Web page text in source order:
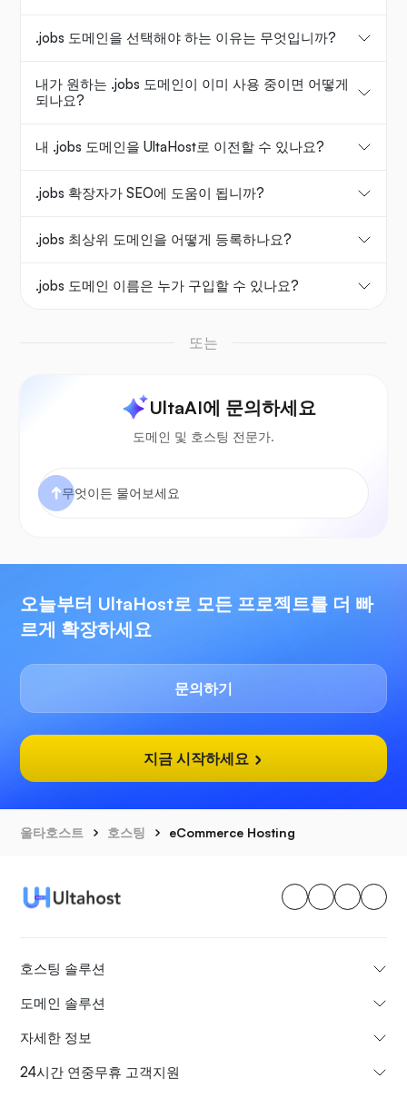
.jobs 도메인을 선택해야 하는 이유는 무엇입니까?
내가 원하는 .jobs 도메인이 이미 사용 중이면 어떻게
되나요?
내 .jobs 도메인을 UltaHost로 이전할 수 있나요?
.jobs 확장자가 SEO에 도움이 됩니까?
.jobs 최상위 도메인을 어떻게 등록하나요?
.jobs 도메인 이름은 누가 구입할 수 있나요?
또는
UltaAI에 문의하세요
도메인 및 호스팅 전문가.
오늘부터 UltaHost로 모든 프로젝트를 더 빠
르게 확장하세요
문의하기
지금 시작하세요
울타호스트 호스팅 eCommerce Hosting
호스팅 솔루션
도메인 솔루션
자세한 정보
24시간 연중무휴 고객지원